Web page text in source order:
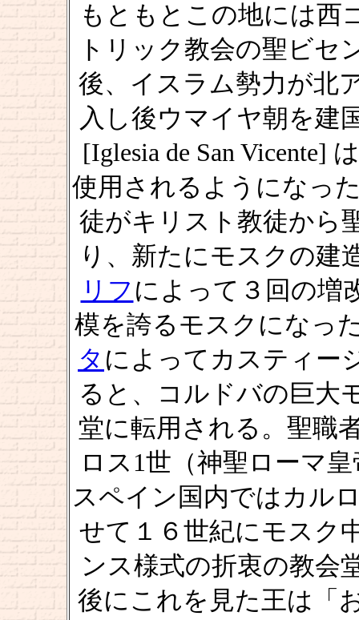
もともとこの地には西
トリック教会の聖ビセ
後、イスラム勢力が北
入し後ウマイヤ朝を建
[Iglesia de San Vicente]
使用されるようになっ
徒がキリスト教徒から
り、新たにモスクの建
リフ によって３回の増
模を誇るモスクになっ
タ によってカスティー
ると、コルドバの巨大
堂に転用される。聖職
ロス1世（神聖ローマ
スペイン国内ではカル
せて１６世紀にモスク
ンス様式の折衷の教会
後にこれを見た王は「